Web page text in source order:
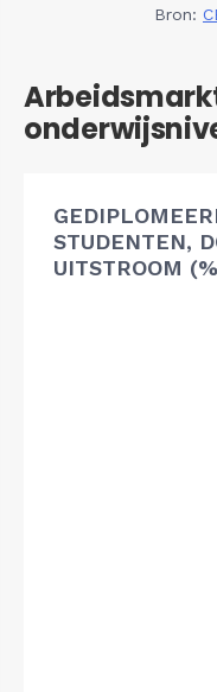
Bron:
STUDENTEN,
UITSTROOM